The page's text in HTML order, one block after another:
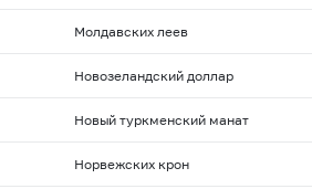
Молдавских леев
Новозеландский доллар
Новый туркменский манат
Норвежских крон